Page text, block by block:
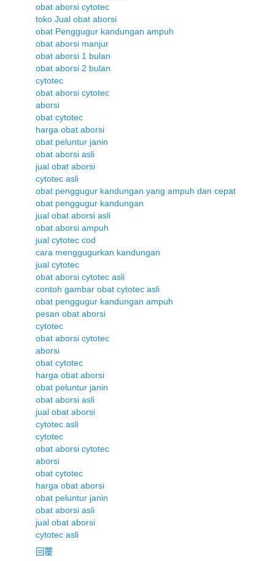
obat aborsi cytotec
toko Jual obat aborsi
obat Penggugur kandungan ampuh
obat aborsi manjur
obat aborsi 1 bulan
obat aborsi 2 bulan
cytotec
obat aborsi cytotec
aborsi
obat cytotec
harga obat aborsi
obat peluntur janin
obat aborsi asli
jual obat aborsi
cytotec asli
obat penggugur kandungan yang ampuh dan cepat
obat penggugur kandungan
jual obat aborsi asli
obat aborsi ampuh
jual cytotec cod
cara menggugurkan kandungan
jual cytotec
obat aborsi cytotec asli
contoh gambar obat cytotec asli
obat penggugur kandungan ampuh
pesan obat aborsi
cytotec
obat aborsi cytotec
aborsi
obat cytotec
harga obat aborsi
obat peluntur janin
obat aborsi asli
jual obat aborsi
cytotec asli
cytotec
obat aborsi cytotec
aborsi
obat cytotec
harga obat aborsi
obat peluntur janin
obat aborsi asli
jual obat aborsi
cytotec asli
回覆